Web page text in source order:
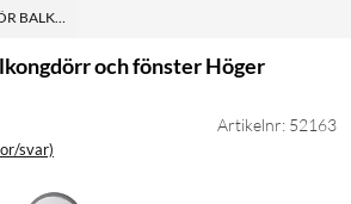
BALKONGDÖRR OCH FÖNSTER HÖGER
och fönster Höger
svar)
Artikelnr: 52163